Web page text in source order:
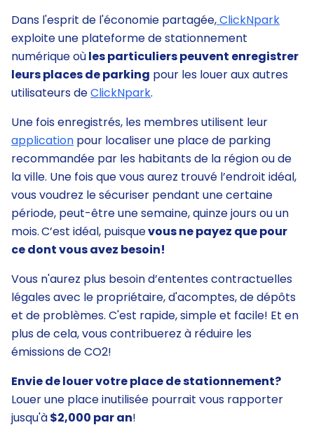
Dans l'esprit de l'économie partagée,ClickNpark
exploite une plateforme de stationnement
numérique oùles particuliers peuvent enregistrer
leurs places de parking pour les louer aux autres
utilisateurs deClickNpark.
Une fois enregistrés, les membres utilisent leur
application pour localiser une place de parking
recommandée par les habitants de la région ou de
la ville. Une fois que vous aurez trouvé l’endroit idéal,
vous voudrez le sécuriser pendant une certaine
période, peut-être une semaine, quinze jours ou un
mois.C’est idéal, puisquevous ne payez que pour
ce dont vous avez besoin!
Vous n'aurez plus besoin d’ententes contractuelles
légales avec le propriétaire, d'acomptes, de dépôts
et de problèmes. C'est rapide, simple et facile! Et en
plus de cela, vous contribuerez à réduire les
émissions de CO2!
Envie de louer votre place de stationnement?
Louer une place inutilisée pourrait vous rapporter
jusqu'à$2,000 par an!